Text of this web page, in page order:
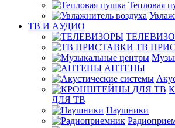
Тепловая
ТВ И AУДИО
ТВ
АНТЕНЫ
ДЛЯ ТВ
Наушники